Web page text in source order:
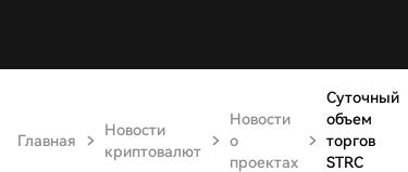
Главная
Новости
криптовалют
Новости
о
проектах
Суточный
объем
торгов
STRC